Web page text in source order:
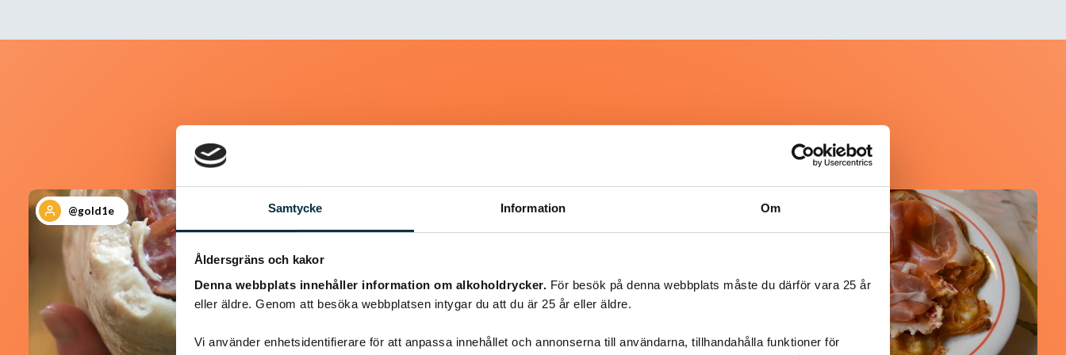
Samtycke Information Om
Åldersgräns och kakor
Denna webbplats innehåller information om alkoholdrycker. För besök på denna webbplats måste du därför vara 25 år
eller äldre. Genom att besöka webbplatsen intygar du att du är 25 år eller äldre.
Vi använder enhetsidentifierare för att anpassa innehållet och annonserna till användarna, tillhandahålla funktioner för
@gold1e @koppargrytan